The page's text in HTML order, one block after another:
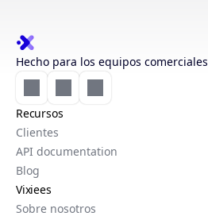
Hecho para los equipos comerciales
Recursos
Clientes
API documentation
Blog
Vixiees
Sobre nosotros